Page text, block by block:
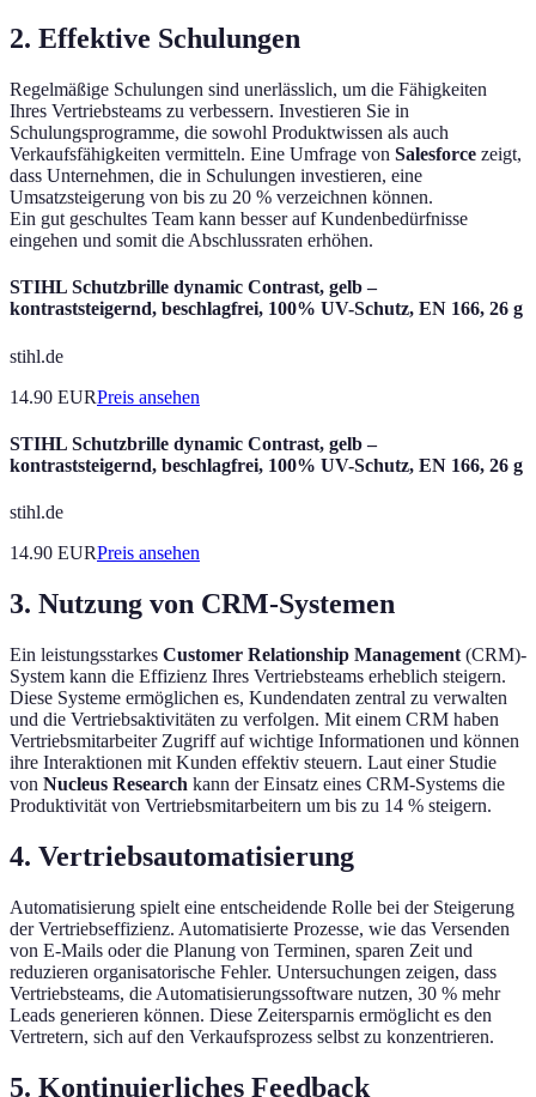
2. Effektive Schulungen
Regelmäßige Schulungen sind unerlässlich, um die Fähigkeiten
Ihres Vertriebsteams zu verbessern. Investieren Sie in
Schulungsprogramme, die sowohl Produktwissen als auch
Verkaufsfähigkeiten vermitteln. Eine Umfrage von Salesforce zeigt,
dass Unternehmen, die in Schulungen investieren, eine
Umsatzsteigerung von bis zu 20 % verzeichnen können.
Ein gut geschultes Team kann besser auf Kundenbedürfnisse
eingehen und somit die Abschlussraten erhöhen.
STIHL Schutzbrille dynamic Contrast, gelb –
kontraststeigernd, beschlagfrei, 100% UV-Schutz, EN 166, 26 g
stihl.de
14.90 EURPreis ansehen
STIHL Schutzbrille dynamic Contrast, gelb –
kontraststeigernd, beschlagfrei, 100% UV-Schutz, EN 166, 26 g
stihl.de
14.90 EURPreis ansehen
3. Nutzung von CRM-Systemen
Ein leistungsstarkes Customer Relationship Management (CRM)-
System kann die Effizienz Ihres Vertriebsteams erheblich steigern.
Diese Systeme ermöglichen es, Kundendaten zentral zu verwalten
und die Vertriebsaktivitäten zu verfolgen. Mit einem CRM haben
Vertriebsmitarbeiter Zugriff auf wichtige Informationen und können
ihre Interaktionen mit Kunden effektiv steuern. Laut einer Studie
von Nucleus Research kann der Einsatz eines CRM-Systems die
Produktivität von Vertriebsmitarbeitern um bis zu 14 % steigern.
4. Vertriebsautomatisierung
Automatisierung spielt eine entscheidende Rolle bei der Steigerung
der Vertriebseffizienz. Automatisierte Prozesse, wie das Versenden
von E-Mails oder die Planung von Terminen, sparen Zeit und
reduzieren organisatorische Fehler. Untersuchungen zeigen, dass
Vertriebsteams, die Automatisierungssoftware nutzen, 30 % mehr
Leads generieren können. Diese Zeitersparnis ermöglicht es den
Vertretern, sich auf den Verkaufsprozess selbst zu konzentrieren.
5. Kontinuierliches Feedback